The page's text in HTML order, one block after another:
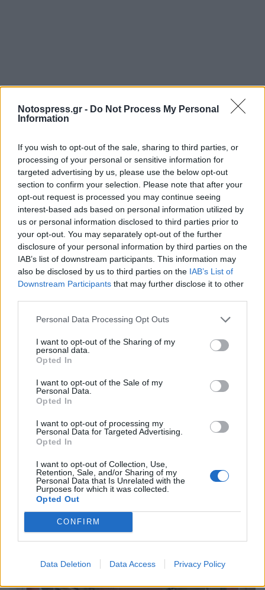
Notospress.gr - Do Not Process My Personal
Information
If you wish to opt-out of the sale, sharing to third parties, or
processing of your personal or sensitive information for
targeted advertising by us, please use the below opt-out
section to confirm your selection. Please note that after your
opt-out request is processed you may continue seeing
interest-based ads based on personal information utilized by
us or personal information disclosed to third parties prior to
your opt-out. You may separately opt-out of the further
disclosure of your personal information by third parties on the
IAB’s list of downstream participants. This information may
also be disclosed by us to third parties on the IAB’s List of
Downstream Participants that may further disclose it to other
Personal Data Processing Opt Outs
I want to opt-out of the Sharing of my
personal data.
Opted In
I want to opt-out of the Sale of my
Personal Data.
Opted In
I want to opt-out of processing my
Personal Data for Targeted Advertising.
Opted In
I want to opt-out of Collection, Use,
Retention, Sale, and/or Sharing of my
Personal Data that Is Unrelated with the
Purposes for which it was collected.
Opted Out
CONFIRM
Data Deletion Data Access Privacy Policy
Σχετικά Άρθρα
«Τσιμπημένες» οι τιμές των ψαριών – Πόσο
κοστίζουν γαύρος, σαρδέλα και μπακαλιάρος